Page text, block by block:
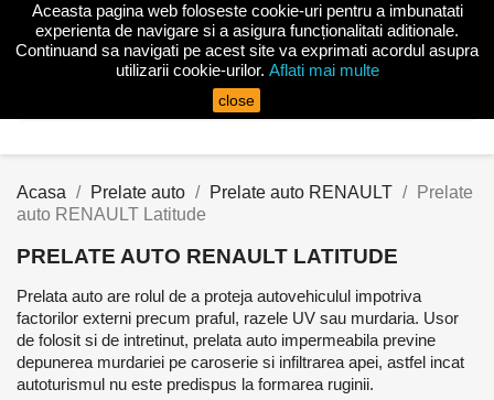
Acasa Prelate auto Prelate auto RENAULT
Prelate
auto RENAULT Latitude
PRELATE AUTO RENAULT LATITUDE
Prelata auto are rolul de a proteja autovehiculul impotriva
factorilor externi precum praful, razele UV sau murdaria. Usor
de folosit si de intretinut, prelata auto impermeabila previne
depunerea murdariei pe caroserie si infiltrarea apei, astfel incat
autoturismul nu este predispus la formarea ruginii.
Aceasta pagina web foloseste cookie-uri pentru a imbunatati
experienta de navigare si a asigura funcționalitati aditionale.
Continuand sa navigati pe acest site va exprimati acordul asupra
utilizarii cookie-urilor. Aflati mai multe
close